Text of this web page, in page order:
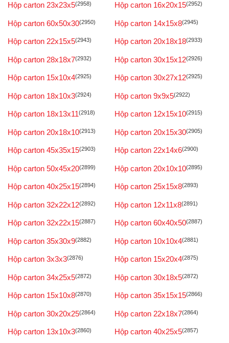
Hộp carton 23x23x5(2958) Hộp carton 16x20x15(2952)
Hộp carton 60x50x30(2950) Hộp carton 14x15x8(2945)
Hộp carton 22x15x5(2943) Hộp carton 20x18x18(2933)
Hộp carton 28x18x7(2932) Hộp carton 30x15x12(2926)
Hộp carton 15x10x4(2925) Hộp carton 30x27x12(2925)
Hộp carton 18x10x3(2924) Hộp carton 9x9x5(2922)
Hộp carton 18x13x11(2918) Hộp carton 12x15x10(2915)
Hộp carton 20x18x10(2913) Hộp carton 20x15x30(2905)
Hộp carton 45x35x15(2903) Hộp carton 22x14x6(2900)
Hộp carton 50x45x20(2899) Hộp carton 20x10x10(2895)
Hộp carton 40x25x15(2894) Hộp carton 25x15x8(2893)
Hộp carton 32x22x12(2892) Hộp carton 12x11x8(2891)
Hộp carton 32x22x15(2887) Hộp carton 60x40x50(2887)
Hộp carton 35x30x9(2882) Hộp carton 10x10x4(2881)
Hộp carton 3x3x3(2876) Hộp carton 15x20x4(2875)
Hộp carton 34x25x5(2872) Hộp carton 30x18x5(2872)
Hộp carton 15x10x8(2870) Hộp carton 35x15x15(2866)
Hộp carton 30x20x25(2864) Hộp carton 22x18x7(2864)
Hộp carton 13x10x3(2860) Hộp carton 40x25x5(2857)